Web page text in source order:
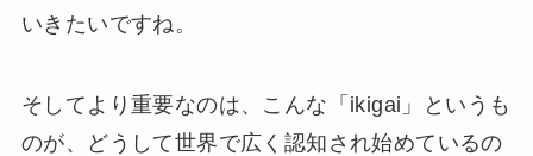
いきたいですね。
そしてより重要なのは、こんな「ikigai」というも
のが、どうして世界で広く認知され始めているの